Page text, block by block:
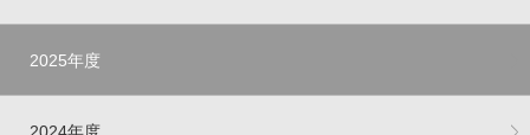
2025年度